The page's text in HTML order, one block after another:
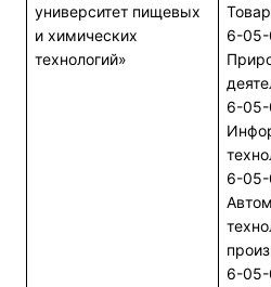
университет пищевых
и химических
технологий»
6-05-
6-05-
6-
6-